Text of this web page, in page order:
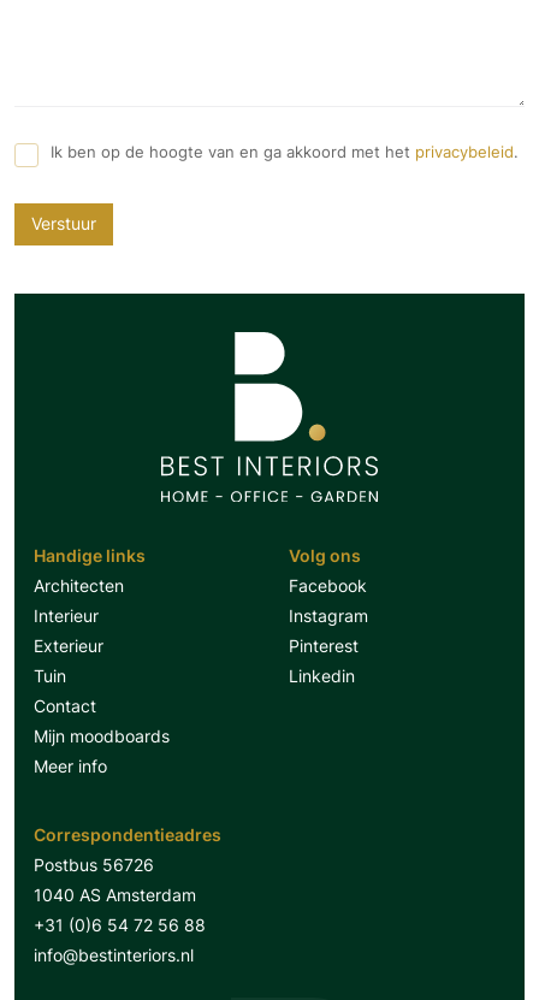
Ik ben op de hoogte van en ga akkoord met het privacybeleid.
Verstuur
Handige links
Architecten
Interieur
Exterieur
Tuin
Contact
Mijn moodboards
Meer info
Volg ons
Facebook
Instagram
Pinterest
Linkedin
Correspondentieadres
Postbus 56726
1040 AS Amsterdam
+31 (0)6 54 72 56 88
info@bestinteriors.nl